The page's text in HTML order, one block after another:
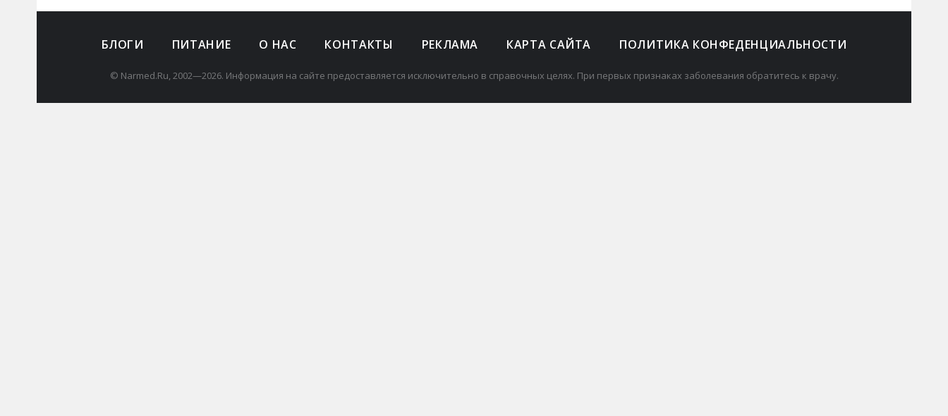
БЛОГИ ПИТАНИЕ О НАС КОНТАКТЫ РЕКЛАМА КАРТА САЙТА ПОЛИТИКА КОНФЕДЕНЦИАЛЬНОСТИ
© Narmed.Ru, 2002—2026. Информация на сайте предоставляется исключительно в справочных целях. При первых признаках заболевания обратитесь к врачу.